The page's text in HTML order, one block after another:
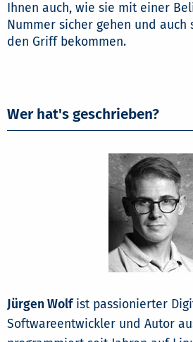
Ihnen auch, wie sie mit einer
Nummer sicher gehen und auch
den Griff bekommen.
Wer hat's geschrieben?
Jürgen Wolfist passionierter
Softwareentwickler und Autor